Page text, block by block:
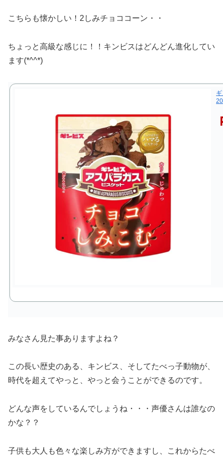
こちらも懐かしい！2しみチョココーン・・
ちょっと高級な感じに！！キンビスはどんどん進化してい
ます(*^^*)
みなさん見た事ありますよね？
この長い歴史のある、キンビス、そしてたべっ子動物が、
時代を超えてやっと、やっと会うことができるのです。
どんな声をしているんでしょうね・・・声優さんは誰なの
かな？？
子供も大人も色々な楽しみ方ができますし、これからたべ